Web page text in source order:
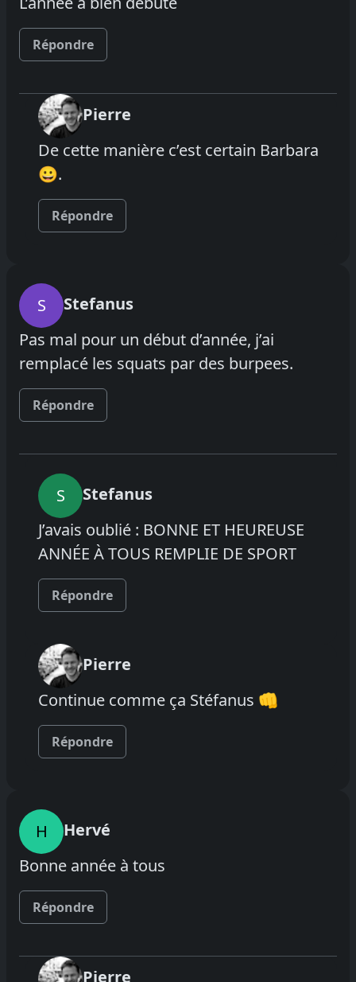
Répondre
Pierre
De cette manière c’est certain Barbara
😀.
Répondre
S
Stefanus
Pas mal pour un début d’année, j’ai
remplacé les squats par des burpees.
Répondre
S
Stefanus
J’avais oublié : BONNE ET HEUREUSE
ANNÉE À TOUS REMPLIE DE SPORT
Répondre
Pierre
Continue comme ça Stéfanus 👊
Répondre
H
Hervé
Bonne année à tous
Répondre
Pierre